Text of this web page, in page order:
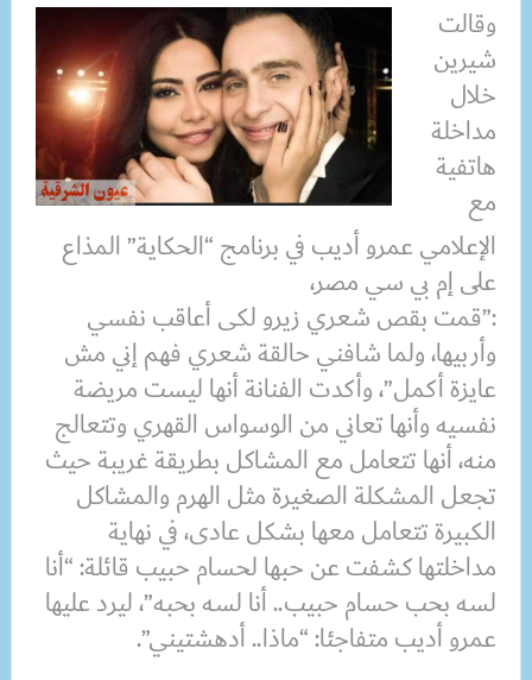
وقالت
شيرين
خلال
مداخلة
هاتفية
مع
الإعلامي عمرو أديب في برنامج “الحكاية” المذاع
على إم بي سي مصر،
:”قمت بقص شعري زيرو لكى أعاقب نفسي
وأربيها، ولما شافني حالقة شعري فهم إني مش
عايزة أكمل”، وأكدت الفنانة أنها ليست مريضة
نفسيه وأنها تعاني من الوسواس القهري وتتعالج
منه، أنها تتعامل مع المشاكل بطريقة غريبة حيث
تجعل المشكلة الصغيرة مثل الهرم والمشاكل
الكبيرة تتعامل معها بشكل عادى، في نهاية
مداخلتها كشفت عن حبها لحسام حبيب قائلة: “أنا
لسه بحب حسام حبيب.. أنا لسه بحبه”، ليرد عليها
عمرو أديب متفاجئا: “ماذا.. أدهشتيني”.